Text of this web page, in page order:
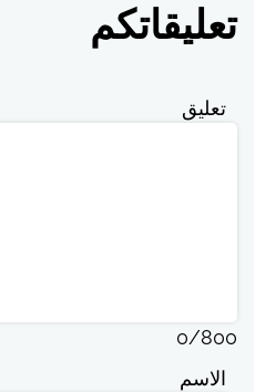
تعليقاتكم
تعليق
0/800
الاسم